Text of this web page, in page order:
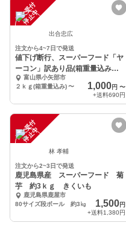
注
文
受
付
停
止
中
出合忠広
注文から4~7日で発送
値下げ断行、スーパーフード「ヤ
ーコン」訳あり品(箱重量込み
で）富山県小矢部市
２ｋｇ(箱重量込み)〜 1,000円 〜
+送料690円
注
文
受
付
停
止
中
林 孝輔
注文から2~3日で発送
鹿児島県産 スーパーフード 菊
芋 約3ｋｇ きくいも
鹿児島県鹿屋市
80サイズ段ボール 約3㎏
1,500円
+送料1,380円